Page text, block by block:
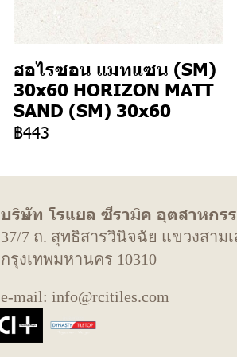
ฮอไรซอน แมทแซน (SM)
30x60 HORIZON MATT
SAND (SM) 30x60
฿443
บริษัท โรแยล ซีรามิค อุตสาหกร
37/7 ถ. สุทธิสารวินิจฉัย แขวงสาม
กรุงเทพมหานคร 10310
e-mail: info@rcitiles.com